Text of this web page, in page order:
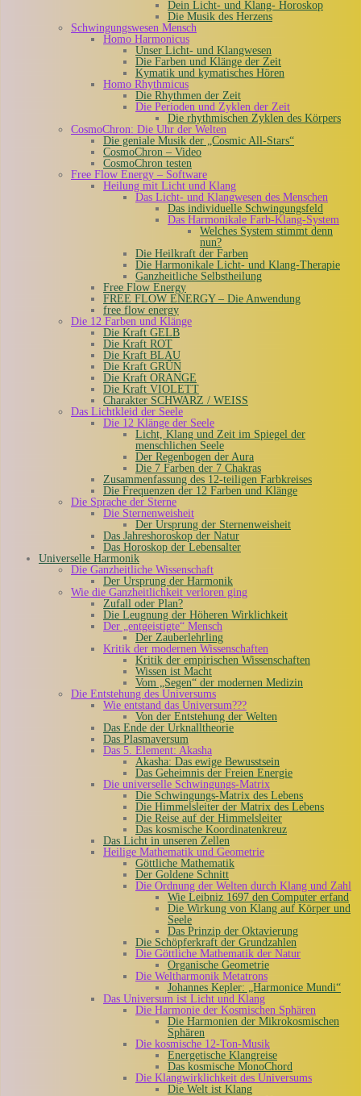
Dein Licht- und Klang- Horoskop
Die Musik des Herzens
Schwingungswesen Mensch
Homo Harmonicus
Unser Licht- und Klangwesen
Die Farben und Klänge der Zeit
Kymatik und kymatisches Hören
Homo Rhythmicus
Die Rhythmen der Zeit
Die Perioden und Zyklen der Zeit
Die rhythmischen Zyklen des Körpers
CosmoChron: Die Uhr der Welten
Die geniale Musik der „Cosmic All-Stars“
CosmoChron – Video
CosmoChron testen
Free Flow Energy – Software
Heilung mit Licht und Klang
Das Licht- und Klangwesen des Menschen
Das individuelle Schwingungsfeld
Das Harmonikale Farb-Klang-System
Welches System stimmt denn
nun?
Die Heilkraft der Farben
Die Harmonikale Licht- und Klang-Therapie
Ganzheitliche Selbstheilung
Free Flow Energy
FREE FLOW ENERGY – Die Anwendung
free flow energy
Die 12 Farben und Klänge
Die Kraft GELB
Die Kraft ROT
Die Kraft BLAU
Die Kraft GRÜN
Die Kraft ORANGE
Die Kraft VIOLETT
Charakter SCHWARZ / WEISS
Das Lichtkleid der Seele
Die 12 Klänge der Seele
Licht, Klang und Zeit im Spiegel der
menschlichen Seele
Der Regenbogen der Aura
Die 7 Farben der 7 Chakras
Zusammenfassung des 12-teiligen Farbkreises
Die Frequenzen der 12 Farben und Klänge
Die Sprache der Sterne
Die Sternenweisheit
Der Ursprung der Sternenweisheit
Das Jahreshoroskop der Natur
Das Horoskop der Lebensalter
Universelle Harmonik
Die Ganzheitliche Wissenschaft
Der Ursprung der Harmonik
Wie die Ganzheitlichkeit verloren ging
Zufall oder Plan?
Die Leugnung der Höheren Wirklichkeit
Der „entgeistigte“ Mensch
Der Zauberlehrling
Kritik der modernen Wissenschaften
Kritik der empirischen Wissenschaften
Wissen ist Macht
Vom „Segen“ der modernen Medizin
Die Entstehung des Universums
Wie entstand das Universum???
Von der Entstehung der Welten
Das Ende der Urknalltheorie
Das Plasmaversum
Das 5. Element: Akasha
Akasha: Das ewige Bewusstsein
Das Geheimnis der Freien Energie
Die universelle Schwingungs-Matrix
Die Schwingungs-Matrix des Lebens
Die Himmelsleiter der Matrix des Lebens
Die Reise auf der Himmelsleiter
Das kosmische Koordinatenkreuz
Das Licht in unseren Zellen
Heilige Mathematik und Geometrie
Göttliche Mathematik
Der Goldene Schnitt
Die Ordnung der Welten durch Klang und Zahl
Wie Leibniz 1697 den Computer erfand
Die Wirkung von Klang auf Körper und
Seele
Das Prinzip der Oktavierung
Die Schöpferkraft der Grundzahlen
Die Göttliche Mathematik der Natur
Organische Geometrie
Die Weltharmonik Metatrons
Johannes Kepler: „Harmonice Mundi“
Das Universum ist Licht und Klang
Die Harmonie der Kosmischen Sphären
Die Harmonien der Mikrokosmischen
Sphären
Die kosmische 12-Ton-Musik
Energetische Klangreise
Das kosmische MonoChord
Die Klangwirklichkeit des Universums
Die Welt ist Klang